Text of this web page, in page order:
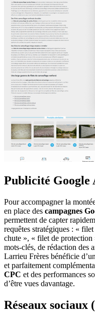
Publicité Google
Pour accompagner la
en place des campagnes
permettent de capter
requêtes stratégiques : «
chute », « filet de protection
mots-clés, de rédaction des
Larrieu Frères bénéficie
et parfaitement
CPC et des performances
d’être vues davantage.
Réseaux